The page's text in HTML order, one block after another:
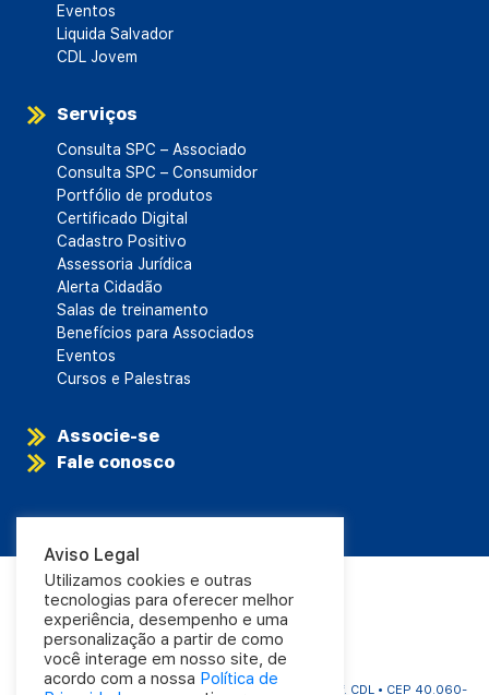
Eventos
Liquida Salvador
CDL Jovem
Serviços
Consulta SPC – Associado
Consulta SPC – Consumidor
Portfólio de produtos
Certificado Digital
Cadastro Positivo
Assessoria Jurídica
Alerta Cidadão
Salas de treinamento
Benefícios para Associados
Eventos
Cursos e Palestras
Associe-se
Fale conosco
CDL Salvador | Rua Carlos Gomes, 1063 - Aflitos | Edf. CDL • CEP 40.060-
Aviso Legal
Utilizamos cookies e outras
tecnologias para oferecer melhor
experiência, desempenho e uma
personalização a partir de como
você interage em nosso site, de
acordo com a nossa Política de